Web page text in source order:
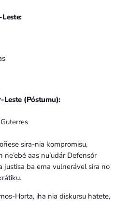
Leste:
Leste (Póstumu):
sira-nia kompromisu,
aas nu’udár Defensór
justisa ba ema vulnerável sira no
Horta, iha nia diskursu hatete,